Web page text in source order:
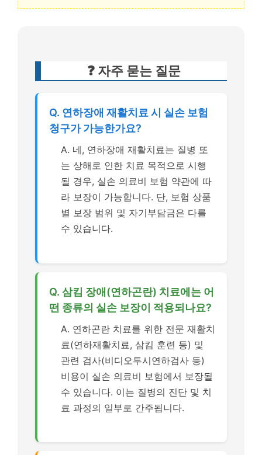
❓ 자주 묻는 질문
Q. 연하장애 재활치료 시 실손 보험
청구가 가능한가요?
A. 네, 연하장애 재활치료는 질병 또
는 상해로 인한 치료 목적으로 시행
될 경우, 실손 의료비 보험 약관에 따
라 보장이 가능합니다. 단, 보험 상품
별 보장 범위 및 자기부담금은 다를
수 있습니다.
Q. 삼킴 장애(연하곤란) 치료에는 어
떤 종류의 실손 보장이 적용되나요?
A. 연하곤란 치료를 위한 전문 재활치
료(연하재활치료, 삼킴 훈련 등) 및
관련 검사(비디오투시연하검사 등)
비용이 실손 의료비 보험에서 보장될
수 있습니다. 이는 질병의 진단 및 치
료 과정의 일부로 간주됩니다.